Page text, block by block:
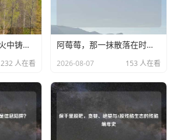
CL战队，在虚拟战火中铸就不朽的电竞传奇cl战队石头
232 人在看
阿莓莓，那一抹散落在时光里的甜
2026-08-07 153 人在看